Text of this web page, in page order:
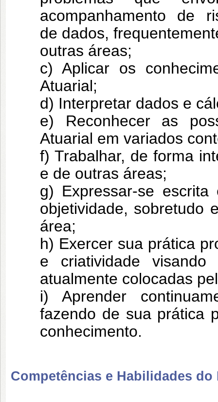
acompanhamento de
de dados,
outras áreas;
c) Aplicar os
Atuarial;
d) Interpretar dados e
e) Reconhecer as
Atuarial em variados
f) Trabalhar, de forma
e de outras áreas;
g) Expressar-se
objetividade, sobretudo
área;
h) Exercer sua prática
e criatividade visando
atualmente colocadas
i) Aprender
fazendo de sua prática
conhecimento.
Competências e Habilidades